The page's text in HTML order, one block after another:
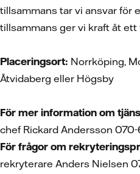
tillsammans tar vi ansvar för
tillsammans ger vi kraft åt ett
Placeringsort: Norrköping,
Åtvidaberg eller Högsby
För mer information om
chef Rickard Andersson
För frågor om
rekryterare Anders Nielsen